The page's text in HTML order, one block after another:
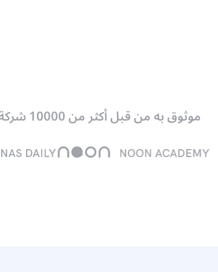
موثوق به من قبل أكثر من 10000 شركة